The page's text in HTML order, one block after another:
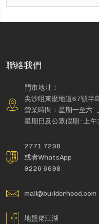
聯絡我們
門市地址：
尖沙咀東麼地道67號半
營業時間：星期一至六
星期日及公眾假期 : 上
2771 7298
或者WhatsApp
9226 6698
mall@builderhood.com
地盤佬江湖